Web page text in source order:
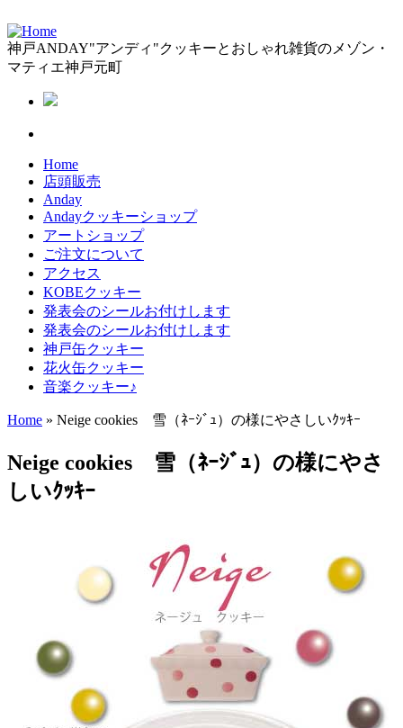
神戸ANDAY"アンディ"クッキーとおしゃれ雑貨のメゾン・
マティエ神戸元町
Home
店頭販売
Anday
Andayクッキーショップ
アートショップ
ご注文について
アクセス
KOBEクッキー
発表会のシールお付けします
発表会のシールお付けします
神戸缶クッキー
花火缶クッキー
音楽クッキー♪
Home » Neige cookies 雪（ﾈｰｼﾞｭ）の様にやさしいｸｯｷｰ
Neige cookies 雪（ﾈｰｼﾞｭ）の様にやさ
しいｸｯｷｰ